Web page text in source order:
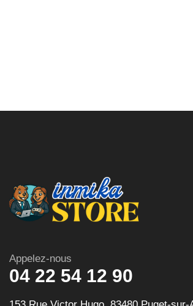
Appelez-nous
04 22 54 12 90